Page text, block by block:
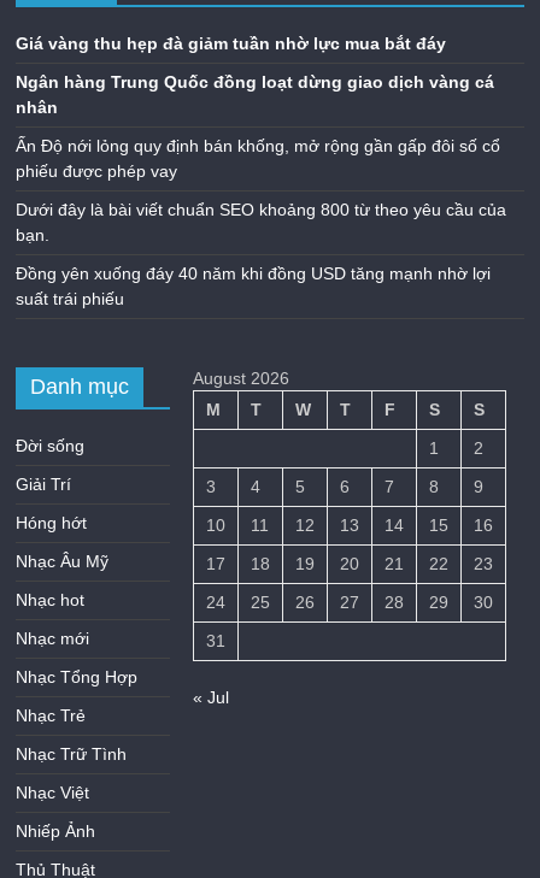
Giá vàng thu hẹp đà giảm tuần nhờ lực mua bắt đáy
Ngân hàng Trung Quốc đồng loạt dừng giao dịch vàng cá
nhân
Ấn Độ nới lỏng quy định bán khống, mở rộng gần gấp đôi số cổ
phiếu được phép vay
Dưới đây là bài viết chuẩn SEO khoảng 800 từ theo yêu cầu của
bạn.
Đồng yên xuống đáy 40 năm khi đồng USD tăng mạnh nhờ lợi
suất trái phiếu
Danh mục
Đời sống
Giải Trí
Hóng hớt
Nhạc Âu Mỹ
Nhạc hot
Nhạc mới
Nhạc Tổng Hợp
Nhạc Trẻ
Nhạc Trữ Tình
Nhạc Việt
Nhiếp Ảnh
Thủ Thuật
August 2026
M
T W T F S
S
1
2
3
4 5 6 7 8
9
10
11 12 13 14 15
16
17
18 19 20 21 22
23
24
25 26 27 28 29
30
31
« Jul